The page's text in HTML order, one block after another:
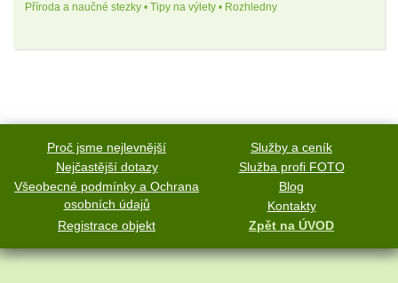
Příroda a naučné stezky • Tipy na výlety • Rozhledny
Proč jsme nejlevnější
Služby a ceník
Nejčastější dotazy
Služba profi FOTO
Všeobecné podmínky a Ochrana
osobních údajů
Blog
Kontakty
Registrace objekt
Zpět na ÚVOD